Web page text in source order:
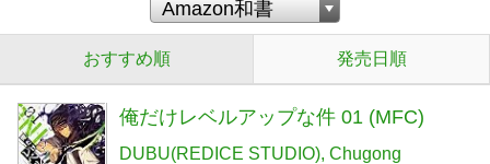
おすすめ順 発売日順
俺だけレベルアップな件 01 (MFC)
DUBU(REDICE STUDIO) Chugong